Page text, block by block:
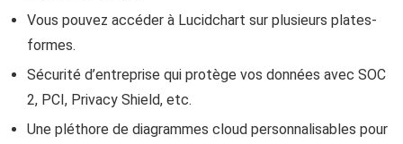
Vous pouvez accéder à Lucidchart sur plusieurs plates-
formes.
Sécurité d’entreprise qui protège vos données avec SOC
2, PCI, Privacy Shield, etc.
Une pléthore de diagrammes cloud personnalisables pour